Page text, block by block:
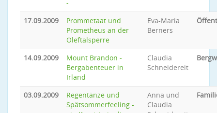
-
17.09.2009
Prommetaat und
Prometheus an der
Oleftalsperre
Eva-Maria
Berners
14.09.2009
Mount Brandon -
Bergabenteuer in
Irland
Claudia
Schneidereit
03.09.2009
Regentänze und
Spätsommerfeeling -
Anna und
Claudia